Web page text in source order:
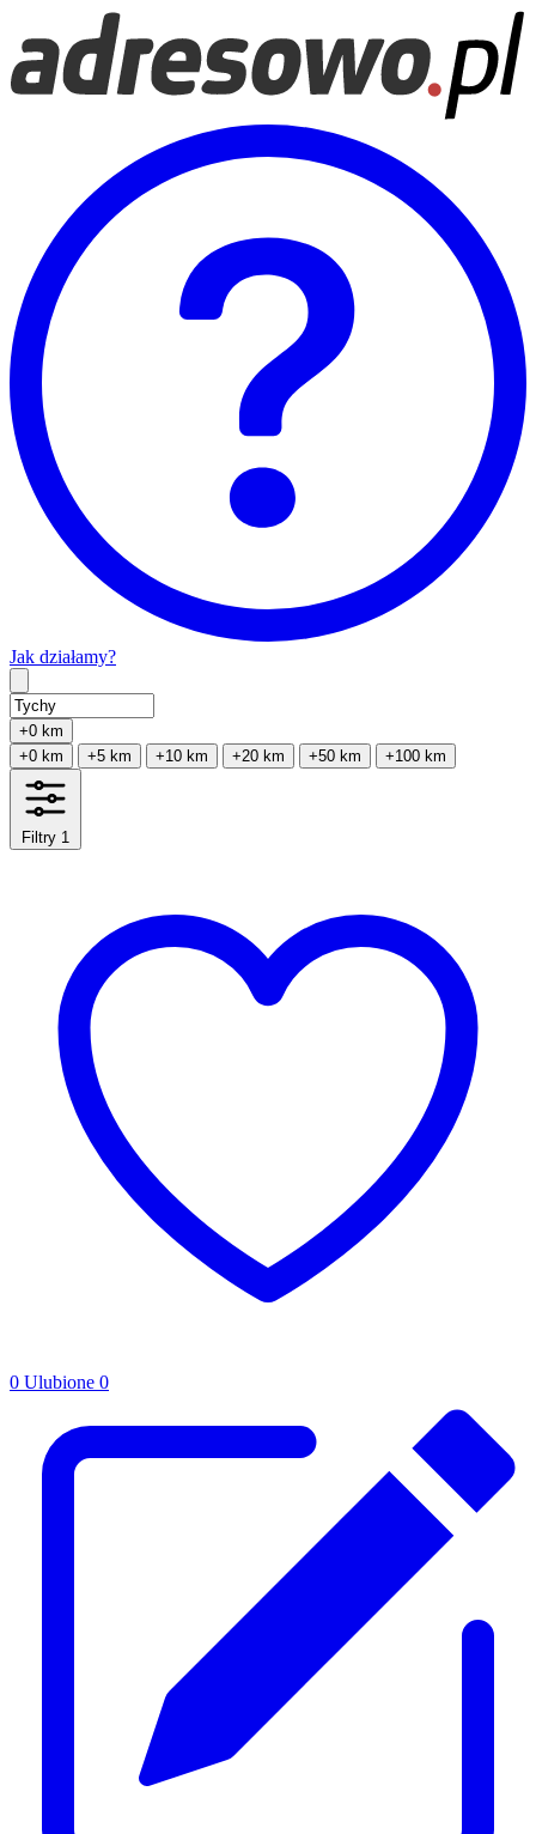
Jak działamy?
+0 km
+0 km
+5 km +10 km +20 km +50 km +100 km
Filtry 1
0 Ulubione 0